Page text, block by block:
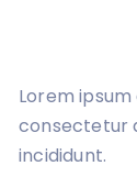
Lorem
consectetur
incididunt.